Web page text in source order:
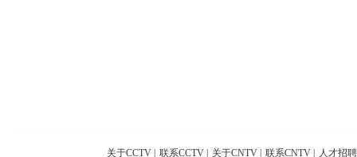
关于CCTV 联系CCTV 关于CNTV 联系CNTV 人才招聘